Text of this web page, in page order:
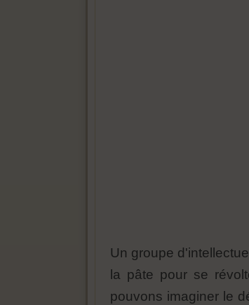
Un groupe
la pâte pour se
pouvons imaginer le